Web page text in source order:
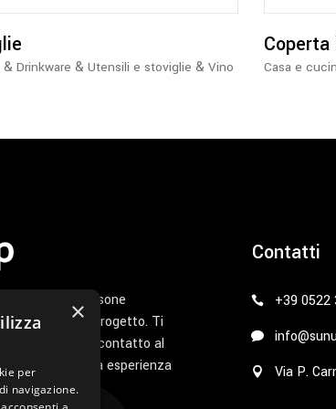
& Drinkware & Utensili e stoviglie & Vino
Coperta
Casa e
un gruppo di persone
a cuore il tuo progetto. Ti
dal primo contatto al
perché la tua esperienza
Contatti
+39 0522
Via P.
×
per
navigazione.